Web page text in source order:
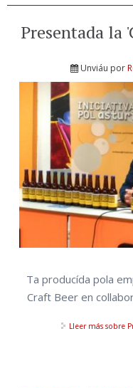
Presentada la
Unviáu por
Ta producída pola
Craft Beer en
Lleer más sobre